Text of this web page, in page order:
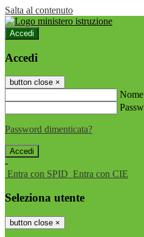
Salta al contenuto
Accedi
Accedi
button close ×
Password dimenticata?
-
Entra con SPID Entra con CIE
Seleziona utente
button close ×